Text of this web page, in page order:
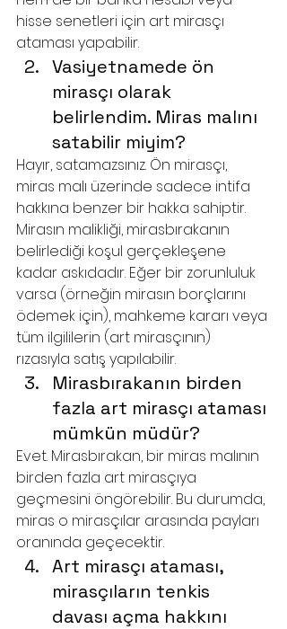
hisse senetleri için art mirasçı
ataması yapabilir.
Vasiyetnamede ön
mirasçı olarak
belirlendim. Miras malını
satabilir miyim?
Hayır, satamazsınız. Ön mirasçı,
miras malı üzerinde sadece intifa
hakkına benzer bir hakka sahiptir.
Mirasın malikliği, mirasbırakanın
belirlediği koşul gerçekleşene
kadar askıdadır. Eğer bir zorunluluk
varsa (örneğin mirasın borçlarını
ödemek için), mahkeme kararı veya
tüm ilgililerin (art mirasçının)
rızasıyla satış yapılabilir.
Mirasbırakanın birden
fazla art mirasçı ataması
mümkün müdür?
Evet. Mirasbırakan, bir miras malının
birden fazla art mirasçıya
geçmesini öngörebilir. Bu durumda,
miras o mirasçılar arasında payları
oranında geçecektir.
Art mirasçı ataması,
mirasçıların tenkis
davası açma hakkını